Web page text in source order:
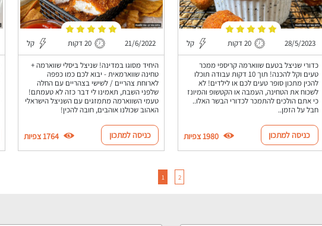
28/5/2023 20 דקות קל
כדורי שניצל בטעם שווארמה קריספי ממכר
טעים וקל להכנה! תוך 10 דקות עבודה תוכלו
להכין מתכון סופר טעים לכם או לילדים! לא
לשכוח את הטחינה, העמבה או הקטשופ והמיונז
כי אתם הולכים להתמכר לכדורי הבשר האלו..
חבל על הזמן..
כניסה למתכון 1980 צפיות
21/6/2022 20 דקות קל
היחיד מסוגו במדינה! שניצל ביסלי שווארמה +
טחינה שווארמאית - יבוא לכם כמו כפפה
לארוחת צהריים / לשישי בצהריים עם החלה
שלפני השבת, תאמינו לי דבר כזה לא טעמתם!
טעמי השווארמה מתמזגים עם השניצל הישראלי
האהוב שכולנו אוהבים, חובה להכין!
כניסה למתכון 1764 צפיות
1 2